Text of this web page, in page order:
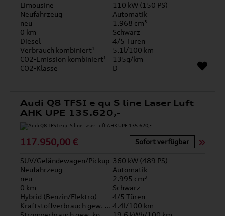
Limousine
110 kW (150 PS)
Neufahrzeug
Automatik
neu
1.968 cm³
0 km
Schwarz
Diesel
4/5 Türen
Verbrauch kombiniert¹
5.1l/100 km
CO2-Emission kombiniert¹
135g/km
CO2-Klasse
D
Audi Q8 TFSI e qu S line Laser Luft
AHK UPE 135.620,-
117.950,00 € Sofort verfügbar
SUV/Geländewagen/Pickup 360 kW (489 PS)
Neufahrzeug
Automatik
neu
2.995 cm³
0 km
Schwarz
Hybrid (Benzin/Elektro)
4/5 Türen
Kraftstoffverbrauch gew. kombiniert 4.4l/100 km